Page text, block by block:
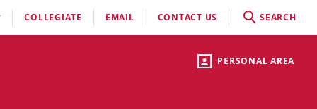
PERSONAL AREA
COLLEGIATE EMAIL CONTACT US SEARCH